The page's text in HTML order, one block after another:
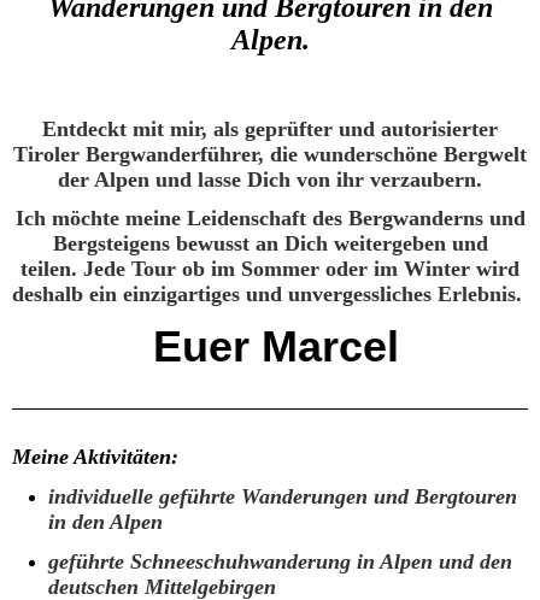
Wanderungen und Bergtouren in den
Alpen.
Entdeckt mit mir, als geprüfter und autorisierter
Tiroler Bergwanderführer, die wunderschöne Bergwelt
der Alpen und lasse Dich von ihr verzaubern.
Ich möchte meine Leidenschaft des Bergwanderns und
Bergsteigens bewusst an Dich weitergeben und
teilen. Jede Tour ob im Sommer oder im Winter wird
deshalb ein einzigartiges und unvergessliches Erlebnis.
Euer Marcel
Meine Aktivitäten:
individuelle geführte Wanderungen und Bergtouren
in den Alpen
geführte Schneeschuhwanderung in Alpen und den
deutschen Mittelgebirgen